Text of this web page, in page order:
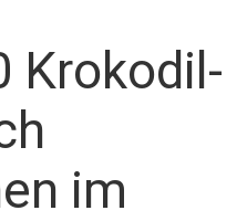
Krokodil-
im